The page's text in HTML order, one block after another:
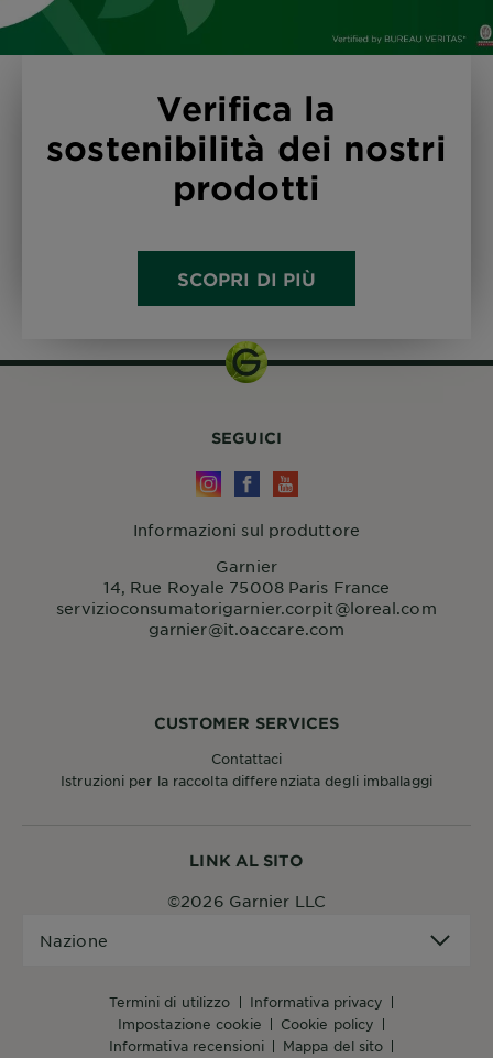
Verifica la
sostenibilità dei nostri
prodotti
SCOPRI DI PIÙ
LINK AL SITO
termini di utilizzo
informativa privacy
impostazione cookie
cookie policy
informativa recensioni
mappa del sito
Nazione
©2026 Garnier LLC
CUSTOMER SERVICES
Contattaci
Istruzioni per la raccolta differenziata degli imballaggi
SEGUICI
Informazioni sul produttore
Garnier
14, Rue Royale 75008 Paris France
servizioconsumatorigarnier.corpit@loreal.com
garnier@it.oaccare.com